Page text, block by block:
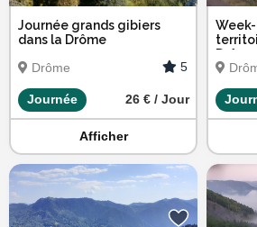
Journée grands gibiers
dans la Drôme
Drôme
5
Journée 26 € / Jour
Afficher
Drôme